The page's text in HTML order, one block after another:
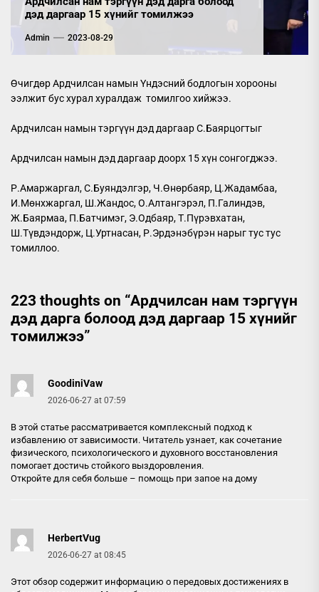
дэд даргаар 15 хүнийг томилжээ
Admin 2023-08-29
Өчигдөр Ардчилсан намын Үндэсний бодлогын хорооны
ээлжит бус хурал хуралдаж томилгоо хийжээ.
Ардчилсан намын тэргүүн дэд даргаар С.Баярцогтыг
Ардчилсан намын дэд даргаар доорх 15 хүн сонгогджээ.
Р.Амаржаргал, С.Буяндэлгэр, Ч.Өнөрбаяр, Ц.Жадамбаа,
И.Мөнхжаргал, Ш.Жандос, О.Алтангэрэл, П.Галиндэв,
Ж.Баярмаа, П.Батчимэг, Э.Одбаяр, Т.Пүрэвхатан,
Ш.Түвдэндорж, Ц.Уртнасан, Р.Эрдэнэбүрэн нарыг тус тус
томиллоо.
223 thoughts on “Ардчилсан нам тэргүүн
дэд дарга болоод дэд даргаар 15 хүнийг
томилжээ”
GoodiniVaw
2026-06-27 at 07:59
В этой статье рассматривается комплексный подход к
избавлению от зависимости. Читатель узнает, как сочетание
физического, психологического и духовного восстановления
помогает достичь стойкого выздоровления.
Откройте для себя больше – помощь при запое на дому
HerbertVug
2026-06-27 at 08:45
Этот обзор содержит информацию о передовых достижениях в